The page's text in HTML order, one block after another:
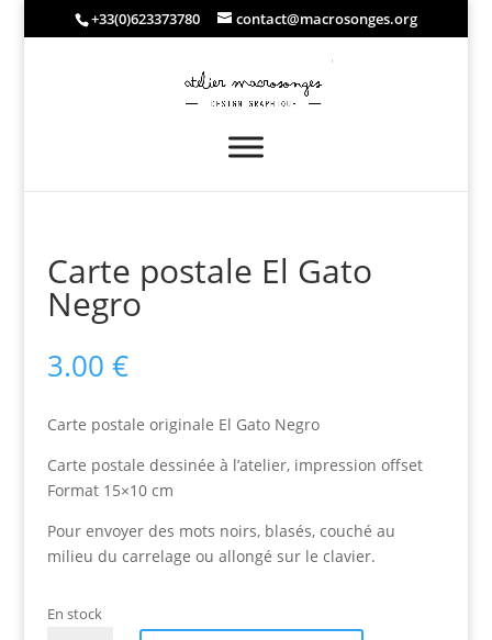
+33(0)623373780 contact@macrosonges.org
Carte postale El Gato
Negro
3.00 €
Carte postale originale El Gato Negro
Carte postale dessinée à l’atelier, impression offset
Format 15×10 cm
Pour envoyer des mots noirs, blasés, couché au
milieu du carrelage ou allongé sur le clavier.
En stock